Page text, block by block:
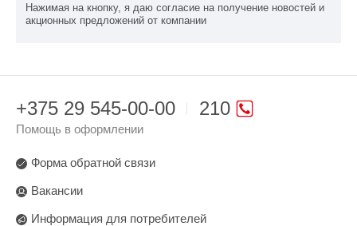
Нажимая на кнопку, я даю согласие на получение новостей и
акционных предложений от компании
210
+375 29 545-00-00
Помощь в оформлении
Форма обратной связи
Вакансии
Информация для потребителей